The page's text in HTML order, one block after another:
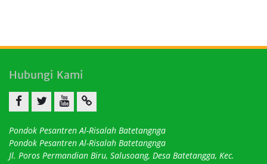
Hubungi Kami
Pondok Pesantren Al-Risalah Batetangnga
Pondok Pesantren Al-Risalah Batetangnga
Jl. Poros Permandian Biru, Salusoang, Desa Batetangga, Kec.